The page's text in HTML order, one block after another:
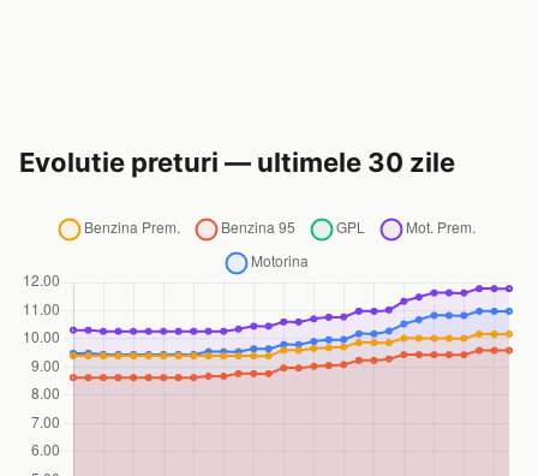
Evolutie preturi — ultimele 30 zile